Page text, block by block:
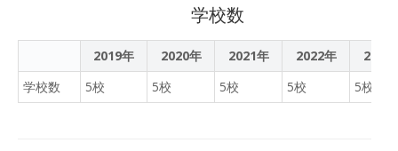
年前の武将の落書きや当時
の旅人の落書き、天井にあ
る龍の絵を見てきました。
五十嵐家住宅は令和４年の
大雨で壊れてしまいました
で、中山間地や離島におけ
る教育環境の格差解消を目
指すと同時に、生徒の地域
間交流も深める。県教委は
３年間実施した上で、成果
学校数
2019年 2020年 2021年 2022年
2023
学校数
5校 5校 5校 5校 5校